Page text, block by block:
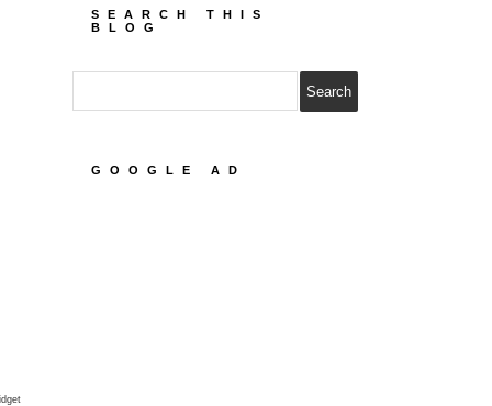
SEARCH THIS
BLOG
GOOGLE AD